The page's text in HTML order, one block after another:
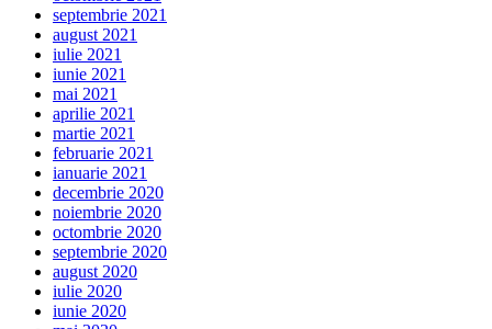
septembrie 2021
august 2021
iulie 2021
iunie 2021
mai 2021
aprilie 2021
martie 2021
februarie 2021
ianuarie 2021
decembrie 2020
noiembrie 2020
octombrie 2020
septembrie 2020
august 2020
iulie 2020
iunie 2020